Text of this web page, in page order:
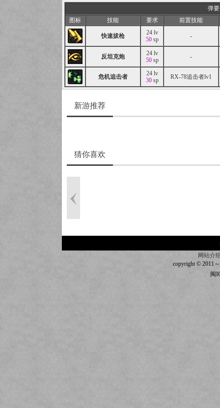
弹
图标
技能 要求 前置技能
快速拔枪
24 lv
50sp -
反坦克炮
24 lv
50sp -
危机追击者
24 lv
30sp RX-78追击者lv1
新游推荐
猜你喜欢
网站介
copyright © 2011
闽